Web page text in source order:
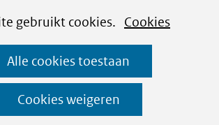
gebruikt cookies. Cookies
Alle cookies toestaan
Cookies weigeren
Ga
naar
de
inhoud